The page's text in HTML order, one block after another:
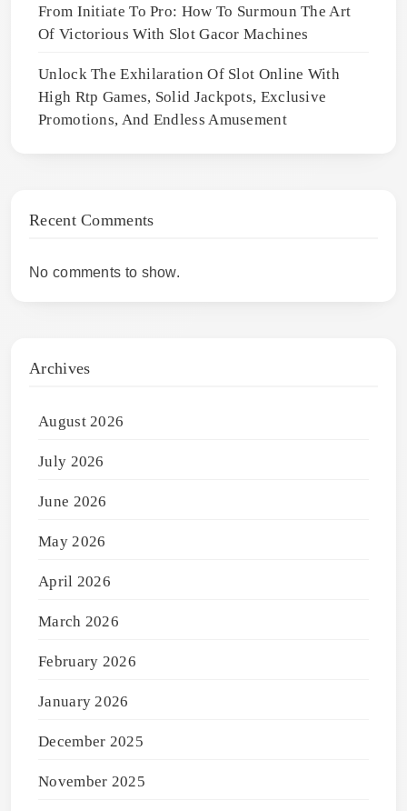
From Initiate To Pro: How To Surmoun The Art
Of Victorious With Slot Gacor Machines
Unlock The Exhilaration Of Slot Online With
High Rtp Games, Solid Jackpots, Exclusive
Promotions, And Endless Amusement
Recent Comments
No comments to show.
Archives
August 2026
July 2026
June 2026
May 2026
April 2026
March 2026
February 2026
January 2026
December 2025
November 2025